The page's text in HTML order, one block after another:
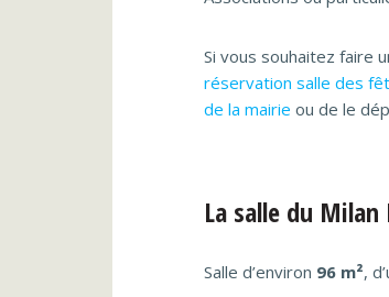
Si vous souhaitez faire
réservation salle des
de la mairie ou de le
La salle du
Salle d’environ 96 m²,